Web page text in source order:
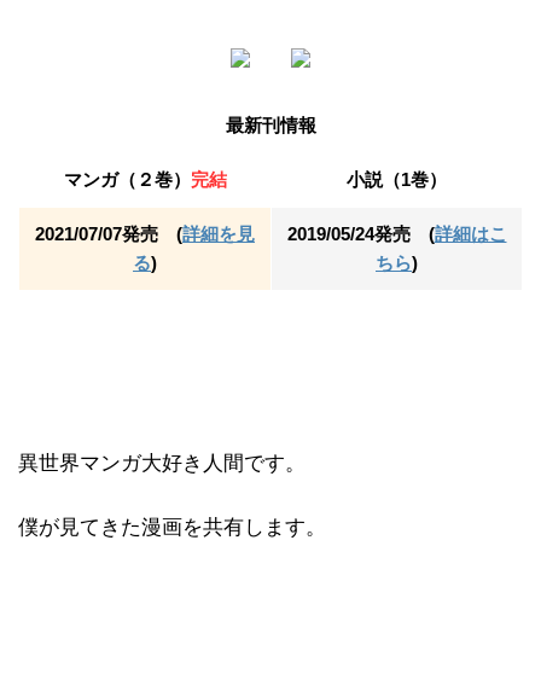
最新刊情報
マンガ（２巻） 完結 小説（1巻）
2021/07/07発売 (詳細を見
る)
2019/05/24発売 (詳細はこ
ちら)
異世界マンガ大好き人間です。
僕が見てきた漫画を共有します。